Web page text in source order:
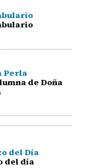
Perla
de Doña
del Día
del día